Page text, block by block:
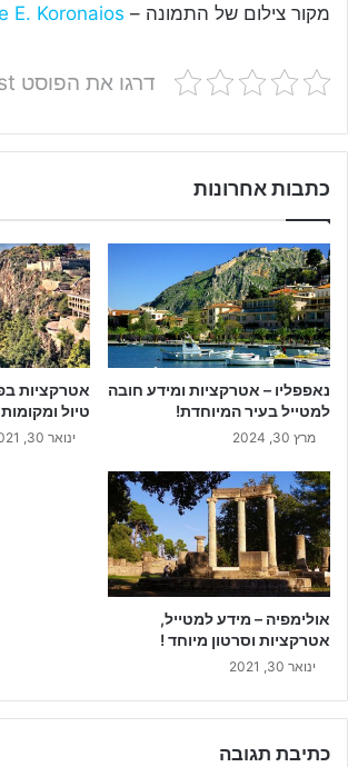
מקור צילום של התמונה – E. Koronaios
דרגו את הפוסט post
כתבות אחרונות
נאפפליו – אטרקציות ומידע חובה
למטייל בעיר המיוחדת!
מרץ 30, 2024
אטרקציות
טיול
ינואר 30, 2021
אולימפיה – מידע למטייל,
אטרקציות וסרטון מיוחד !
ינואר 30, 2021
כתיבת תגובה